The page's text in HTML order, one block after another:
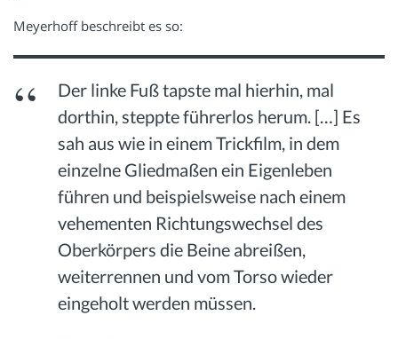
Meyerhoff beschreibt es so:
Der linke Fuß tapste mal hierhin, mal
dorthin, steppte führerlos herum. […] Es
sah aus wie in einem Trickfilm, in dem
einzelne Gliedmaßen ein Eigenleben
führen und beispielsweise nach einem
vehementen Richtungswechsel des
Oberkörpers die Beine abreißen,
weiterrennen und vom Torso wieder
eingeholt werden müssen.